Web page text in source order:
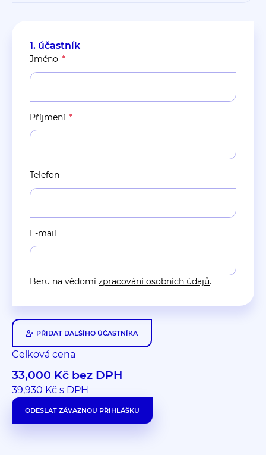
1. účastník
Jméno
Příjmení
Telefon
E-mail
Beru na vědomí zpracování osobních údajů.
PŘIDAT DALŠÍHO ÚČASTNÍKA
Celková cena
33,000 Kč bez DPH
39,930 Kč s DPH
ODESLAT ZÁVAZNOU PŘIHLÁŠKU